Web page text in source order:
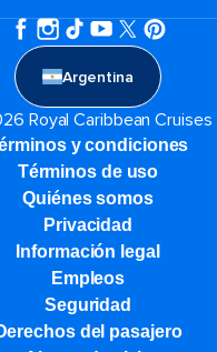
Argentina
Royal Caribbean Cruises
y condiciones
Términos de uso
Quiénes somos
Privacidad
Información legal
Empleos
Seguridad
del pasajero